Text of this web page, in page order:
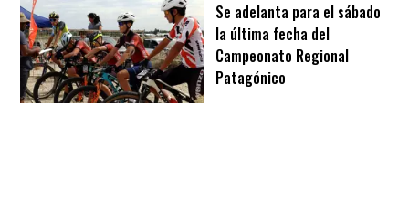
Se adelanta para el sábado
la última fecha del
Campeonato Regional
Patagónico